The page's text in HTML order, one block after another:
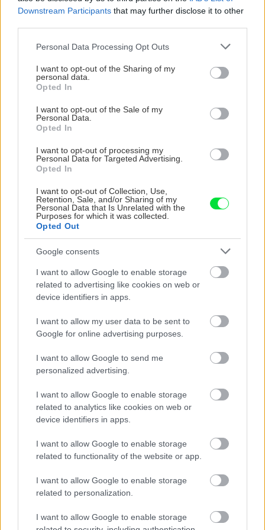
Downstream Participants that may further disclose it to other
Please note that this website/app uses one or more Google
not limited to your visit or usage behaviour. You may click to
grant or deny consent to Google and its third-party tags to
use your data for below specified purposes in below Google
consent section.
Personal Data Processing Opt Outs
I want to opt-out of the Sharing of my
personal data.
Opted In
I want to opt-out of the Sale of my
Personal Data.
Opted In
I want to opt-out of processing my
Personal Data for Targeted Advertising.
Opted In
I want to opt-out of Collection, Use,
Retention, Sale, and/or Sharing of my
Personal Data that Is Unrelated with the
Purposes for which it was collected.
Opted Out
Google consents
I want to allow Google to enable storage
related to advertising like cookies on web or
device identifiers in apps.
I want to allow my user data to be sent to
Google for online advertising purposes.
I want to allow Google to send me
personalized advertising.
I want to allow Google to enable storage
related to analytics like cookies on web or
device identifiers in apps.
I want to allow Google to enable storage
related to functionality of the website or app.
I want to allow Google to enable storage
related to personalization.
I want to allow Google to enable storage
CHALUPA
Na Morave prerobila
nepoznanie: Keď
vojdete dnu, zabudnete,
že nie ste v Toskánsku
Slovák sa nebál a v
Čičmanoch si postavil
montovaný domček v
Temné stránky chalúp:
10 najčastejších
vás môžu nepríjemne
prekvapiť
Žena, búracie kladivo a
premena zrubu z roku
1654 sa nevidí každý
deň!
DOM